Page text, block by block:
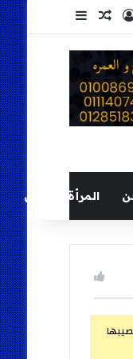
تسجيل الدخول
مقال عشوائي
إضافة عمود
المرأة والطفل